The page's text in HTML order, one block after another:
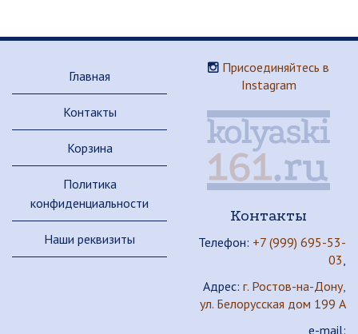
Главная
Контакты
Корзина
Политика
конфиденциальности
Наши реквизиты
Присоединяйтесь в
Instagram
Контакты
Телефон: +7 (999) 695-53-
03
Адрес: г. Ростов-на-Дону,
ул. Белорусская дом 199 А
e-mail: